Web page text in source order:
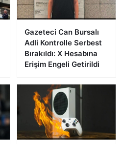
Gazeteci Can Bursalı
Adli Kontrolle Serbest
Bırakıldı: X Hesabına
Erişim Engeli Getirildi